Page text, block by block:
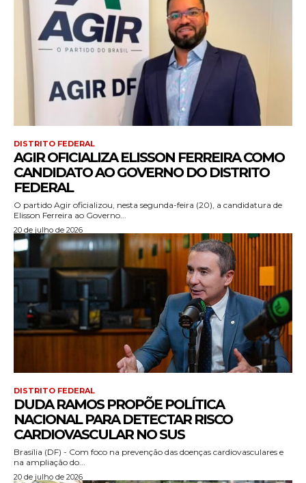
DISTRITO FEDERAL
AGIR OFICIALIZA ELISSON FERREIRA COMO
CANDIDATO AO GOVERNO DO DISTRITO
FEDERAL
O partido Agir oficializou, nesta segunda-feira (20), a candidatura de
Elisson Ferreira ao Governo...
20 de julho de 2026
DISTRITO FEDERAL
DUDA RAMOS PROPÕE POLÍTICA
NACIONAL PARA DETECTAR RISCO
CARDIOVASCULAR NO SUS
Brasília (DF) - Com foco na prevenção das doenças cardiovasculares e
na ampliação do...
20 de julho de 2026